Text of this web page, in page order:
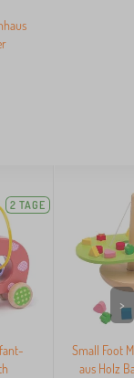
2 TAGE
Small Foot
aus Holz
>